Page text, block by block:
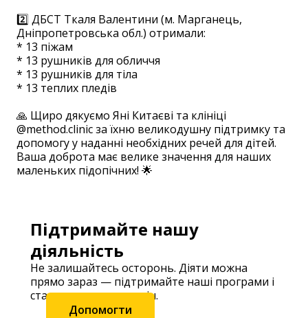
2️⃣ ДБСТ Ткаля Валентини (м. Марганець,
Дніпропетровська обл.) отримали:
* 13 піжам
* 13 рушників для обличчя
* 13 рушників для тіла
* 13 теплих пледів
🙏 Щиро дякуємо Яні Китаєві та клініці
@method.clinic за їхню великодушну підтримку та
допомогу у наданні необхідних речей для дітей.
Ваша доброта має велике значення для наших
маленьких підопічних! 🌟
Підтримайте нашу
діяльність
Не залишайтесь осторонь. Діяти можна
прямо зараз — підтримайте наші програми і
станьте частиною змін.
Допомогти